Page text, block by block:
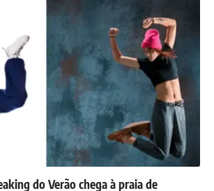
do Verão chega à praia de